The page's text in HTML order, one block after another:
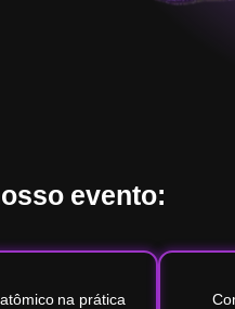
evento:
na prática